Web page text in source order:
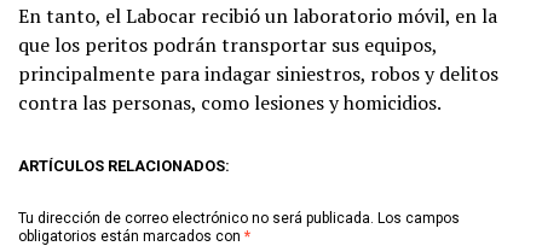
En tanto, el Labocar recibió un laboratorio móvil, en la
que los peritos podrán transportar sus equipos,
principalmente para indagar siniestros, robos y delitos
contra las personas, como lesiones y homicidios.
ARTÍCULOS RELACIONADOS:
Tu dirección de correo electrónico no será publicada. Los campos
obligatorios están marcados con *